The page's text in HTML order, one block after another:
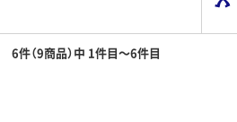
6件（9商品）中 1件目～6件目